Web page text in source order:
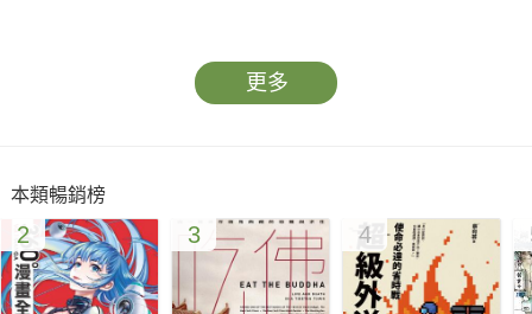
◆ 金融的本質是時間旅行：儲蓄是把資源從現在挪到未來，融資
是把資源從未來挪回現在。
◆ 二○○八年引發的金融危機，最嚴重的還不是荒謬的房貸，而是
背後冒出了一個影子銀行系統！
◆ 比特幣真能擺脫銀行霸權嗎？未來有沒有可能沒有現金、甚至
沒有銀行？
更多
本類暢銷榜
2 3 4